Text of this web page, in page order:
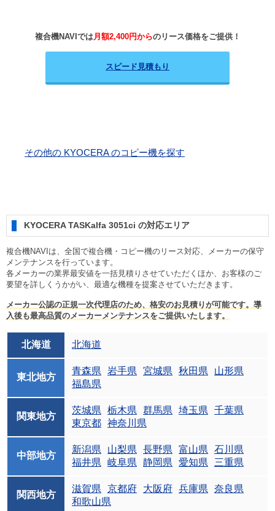
複合機NAVIでは月額2,400円からのリース価格をご提供！
スピード見積もり
その他の KYOCERA のコピー機を探す
KYOCERA TASKalfa 3051ci の対応エリア
複合機NAVIは、全国で複合機・コピー機のリース対応、メーカーの保守
メンテナンスを行っています。
各メーカーの業界最安値を一括見積りさせていただくほか、お客様のご
要望を詳しくうかがい、最適な機種を提案させていただきます。
メーカー公認の正規一次代理店のため、格安のお見積りが可能です。導
入後も最高品質のメーカーメンテナンスをご提供いたします。
北海道 北海道
東北地方
青森県 岩手県 宮城県 秋田県
山形県
福島県
関東地方
茨城県 栃木県 群馬県 埼玉県
千葉県
東京都 神奈川県
中部地方
新潟県 山梨県 長野県 富山県
石川県
福井県
岐阜県 静岡県 愛知県 三重県
関西地方
滋賀県 京都府 大阪府 兵庫県
奈良県
和歌山県